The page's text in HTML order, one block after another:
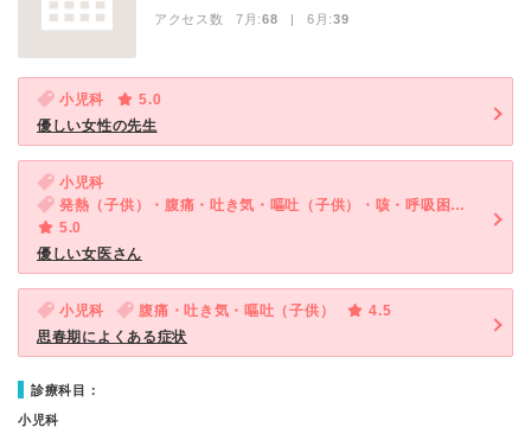
アクセス数 7月:68 | 6月:39
小児科
5.0
優しい女性の先生
小児科
発熱（子供）・腹痛・吐き気・嘔吐（子供）・咳・呼吸困難（子供）
5.0
優しい女医さん
小児科 腹痛・吐き気・嘔吐（子供）
4.5
思春期によくある症状
診療科目：
小児科